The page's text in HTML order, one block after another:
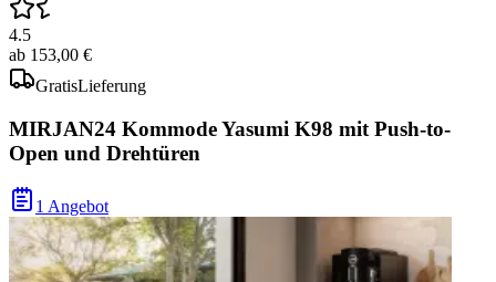
4.5
ab 153,00 €
GratisLieferung
MIRJAN24 Kommode Yasumi K98 mit Push-to-
Open und Drehtüren
1 Angebot